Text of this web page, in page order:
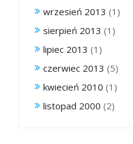
wrzesień 2013 (1)
sierpień 2013 (1)
lipiec 2013 (1)
czerwiec 2013 (5)
kwiecień 2010 (1)
listopad 2000 (2)